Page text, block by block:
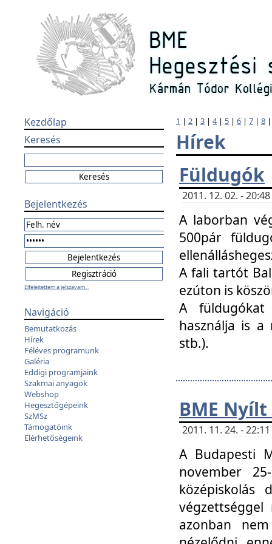
Kezdőlap
Keresés
Bejelentkezés
Elfelejtettem a jelszavam...
Navigáció
Bemutatkozás
Hírek
Féléves programunk
Galéria
Eddigi programjaink
Szakmai anyagok
Webshop
Hegesztőgépeink
SzMSz
Támogatóink
Elérhetőségeink
1 | 2 | 3 | 4| 5 | 6 | 7 | 8
Hírek
Füldugók
2011. 12. 02. -
A laborban
500pár
A fali tartót
ezúton is
A füldugókat
használja is a
stb.).
BME
2011. 11. 24. -
A Budapesti
november
középiskolás
azonban